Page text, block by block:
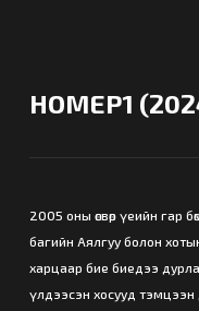
НОМЕР1
2005 оны өсвөр үеийн гар
багийн Аялгуу болон
харцаар бие биедээ
үлдээсэн хосууд тэмцээн